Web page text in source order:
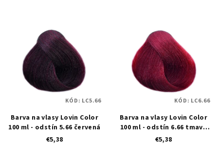
Barva na vlasy Lovin Color
100 ml - odstín 5.66 červená
€5,38
KÓD: LC5.66
Barva na vlasy Lovin Color
100 ml - odstín 6.66 tmavá
blond intenzivně červená
€5,38
KÓD: LC6.66